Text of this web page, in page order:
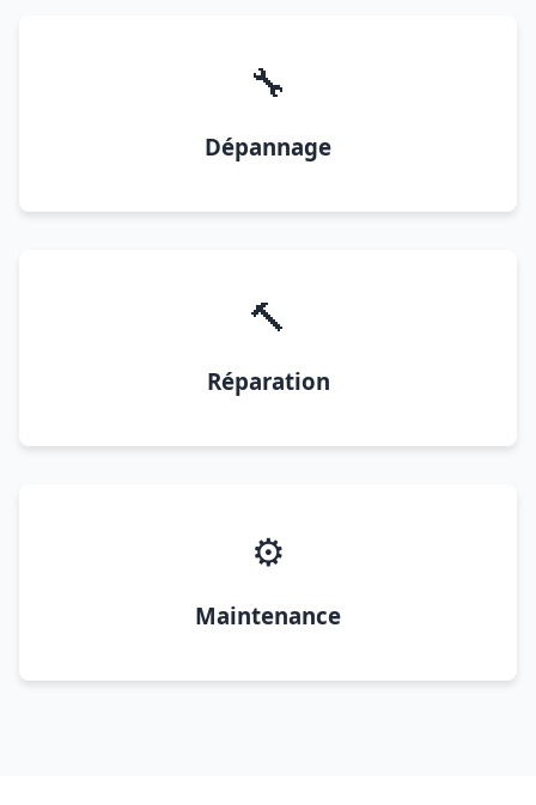
🔧
Dépannage
🔨
Réparation
⚙️
Maintenance